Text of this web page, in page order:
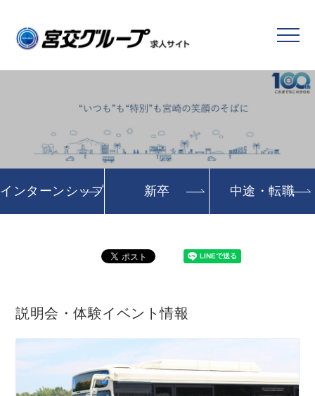
インターンシップ 新卒 中途・転職
説明会・体験イベント情報